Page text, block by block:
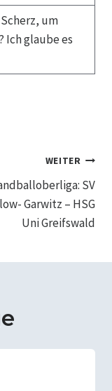
um
glaube es
WEITER
SV
Garwitz – HSG
Uni Greifswald